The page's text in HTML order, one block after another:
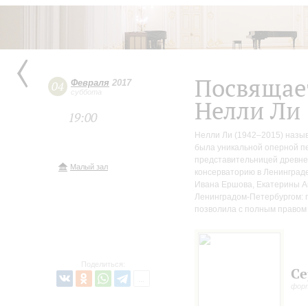
04 Февраля 2017
суббота
19:00
Малый зал
Поделиться:
Нелли Ли
Нелли Ли (1942–2015)
была уникальной оперной
представительницей
консерваторию в
Ивана Ершова, Екатерины
Ленинградом-Петербургом:
позволила с полным